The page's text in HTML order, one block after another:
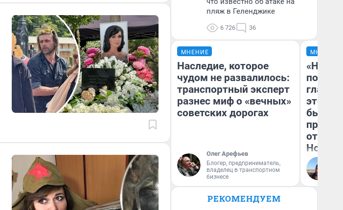
пляж в Геленджике
6 726 36
МНЕНИЕ
Наследие, которое
чудом не развалилось:
транспортный эксперт
разнес миф о «вечных»
советских дорогах
Олег Арефьев
Блогер, предприниматель,
владелец в транспортном
бизнесе
МНЕНИЕ
этого
бьет
отзыв
Нолана
РЕКОМЕНДУЕМ